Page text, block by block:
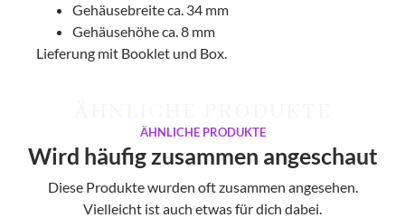
Gehäusebreite ca. 34 mm
Gehäusehöhe ca. 8 mm
Lieferung mit Booklet und Box.
ÄHNLICHE PRODUKTE
Wird häufig zusammen angeschaut
Diese Produkte wurden oft zusammen angesehen.
Vielleicht ist auch etwas für dich dabei.